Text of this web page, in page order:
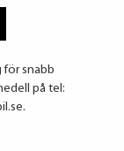
för snabb
på tel: